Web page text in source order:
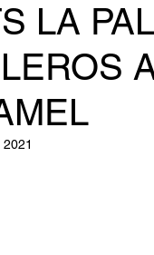
LA